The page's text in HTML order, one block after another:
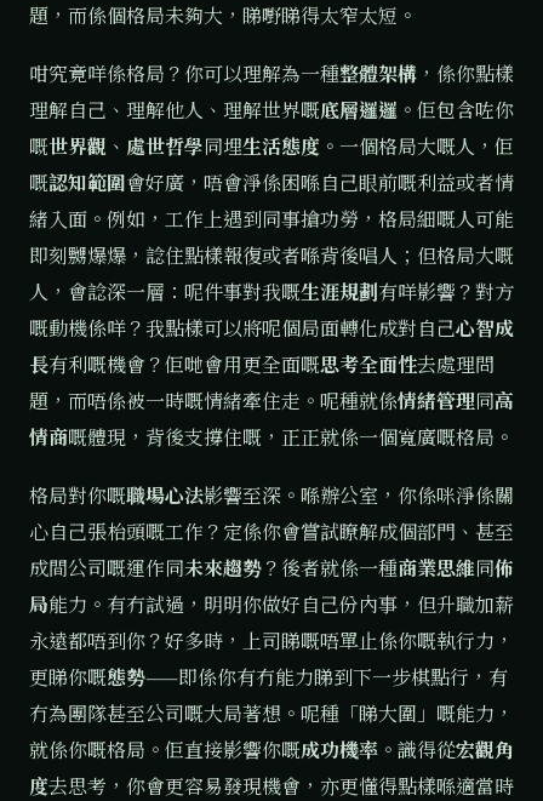
題，而係個格局未夠大，睇嘢睇得太窄太短。
咁究竟咩係格局？你可以理解為一種整體架構 ，係你點樣
理解自己、理解他人、理解世界嘅底層邏邏 。佢包含咗你
嘅世界觀 、 處世哲學同埋生活態度 。一個格局大嘅人，佢
嘅認知範圍會好廣，唔會淨係困喺自己眼前嘅利益或者情
緒入面。例如，工作上遇到同事搶功勞，格局細嘅人可能
即刻嬲爆爆，諗住點樣報復或者喺背後唱人；但格局大嘅
人，會諗深一層：呢件事對我嘅生涯規劃有咩影響？對方
嘅動機係咩？我點樣可以將呢個局面轉化成對自己心智成
長有利嘅機會？佢哋會用更全面嘅思考全面性去處理問
題，而唔係被一時嘅情緒牽住走。呢種就係情緒管理同高
情商嘅體現，背後支撐住嘅，正正就係一個寬廣嘅格局。
格局對你嘅職場心法影響至深。喺辦公室，你係咪淨係關
心自己張枱頭嘅工作？定係你會嘗試瞭解成個部門、甚至
成間公司嘅運作同未來趨勢？後者就係一種商業思維同佈
局能力。有冇試過，明明你做好自己份內事，但升職加薪
永遠都唔到你？好多時，上司睇嘅唔單止係你嘅執行力，
更睇你嘅態勢——即係你有冇能力睇到下一步棋點行，有
冇為團隊甚至公司嘅大局著想。呢種「睇大圍」嘅能力，
就係你嘅格局。佢直接影響你嘅成功機率 。識得從宏觀角
度去思考，你會更容易發現機會，亦更懂得點樣喺適當時